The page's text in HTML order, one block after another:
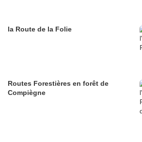
la Route de la Folie
Routes Forestières en forêt de
Compiègne